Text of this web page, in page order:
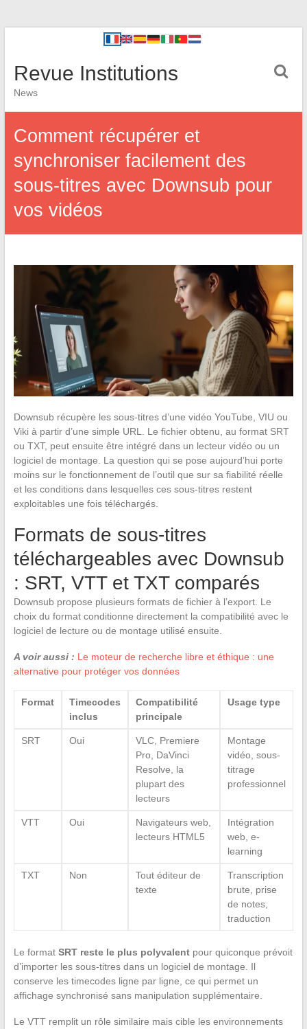
Revue Institutions
News
Comment récupérer et
synchroniser facilement des
sous-titres avec Downsub pour
vos vidéos
Downsub récupère les sous-titres d’une vidéo YouTube, VIU ou
Viki à partir d’une simple URL. Le fichier obtenu, au format SRT
ou TXT, peut ensuite être intégré dans un lecteur vidéo ou un
logiciel de montage. La question qui se pose aujourd’hui porte
moins sur le fonctionnement de l’outil que sur sa fiabilité réelle
et les conditions dans lesquelles ces sous-titres restent
exploitables une fois téléchargés.
Formats de sous-titres
téléchargeables avec Downsub
: SRT, VTT et TXT comparés
Downsub propose plusieurs formats de fichier à l’export. Le
choix du format conditionne directement la compatibilité avec le
logiciel de lecture ou de montage utilisé ensuite.
A voir aussi : Le moteur de recherche libre et éthique : une
alternative pour protéger vos données
Format
Timecodes
inclus
Compatibilité
principale
Usage type
SRT Oui
VLC, Premiere
Pro, DaVinci
Resolve, la
plupart des
lecteurs
Montage
vidéo, sous-
titrage
professionnel
VTT Oui
Navigateurs web,
lecteurs HTML5
Intégration
web, e-
learning
TXT Non
Tout éditeur de
texte
Transcription
brute, prise
de notes,
traduction
Le format SRT reste le plus polyvalentpour quiconque prévoit
d’importer les sous-titres dans un logiciel de montage. Il
conserve les timecodes ligne par ligne, ce qui permet un
affichage synchronisé sans manipulation supplémentaire.
Le VTT remplit un rôle similaire mais cible les environnements